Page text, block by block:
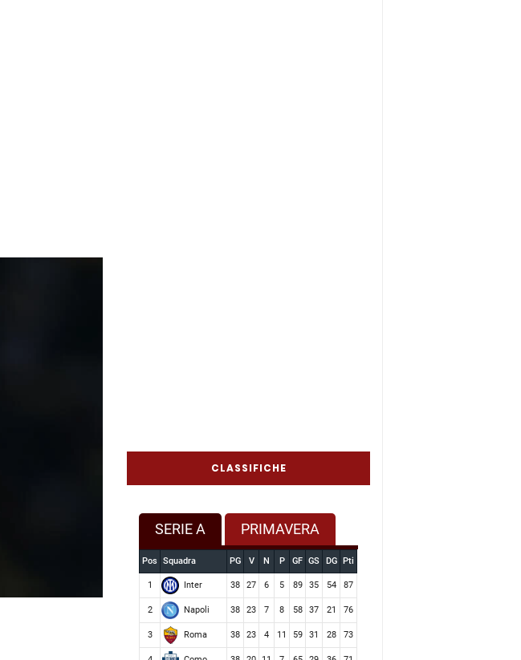
CLASSIFICHE
SERIE A PRIMAVERA
Pos Squadra PG V N P GF GS DG Pti
1 Inter 38 27 6 5 89 35 54 87
2 Napoli 38 23 7 8 58 37 21 76
3 Roma 38 23 4 11 59 31 28 73